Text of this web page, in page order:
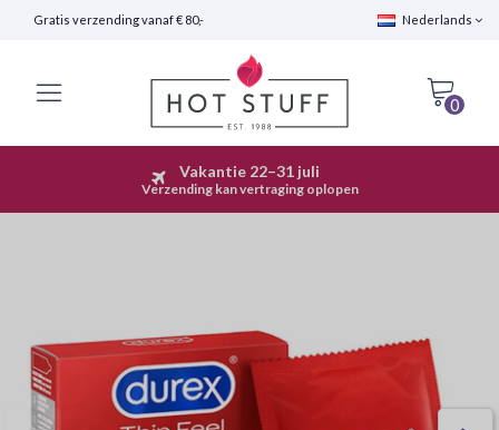
Gratis verzending vanaf € 80,- Nederlands
0
Snelle Verzending (24 uur)
Vakantie 22–31 juli
Verzending kan vertraging oplopen